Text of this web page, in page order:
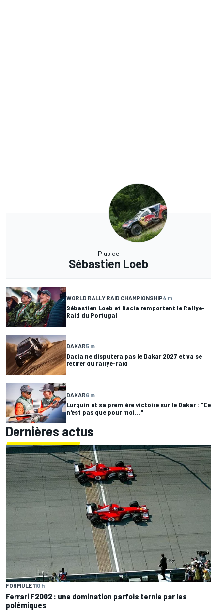
Plus de
Sébastien Loeb
WORLD RALLY RAID CHAMPIONSHIP4 m
Sébastien Loeb et Dacia remportent le Rallye-
Raid du Portugal
DAKAR5 m
Dacia ne disputera pas le Dakar 2027 et va se
retirer du rallye-raid
DAKAR6 m
Lurquin et sa première victoire sur le Dakar : "Ce
n'est pas que pour moi..."
Dernières actus
FORMULE 110 h
Ferrari F2002 : une domination parfois ternie par les
polémiques